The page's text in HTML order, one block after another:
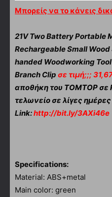
Μπορείς να το κάνεις
21V Two Battery Portable
Rechargeable Small
handed Woodworking
Branch Clip σε τιμή;;;
αποθήκη του TOMTOP
τελωνείο σε λίγες
Link:http://bit.ly/3AXi46e
Specifications:
Material: ABS+metal
Main color: green